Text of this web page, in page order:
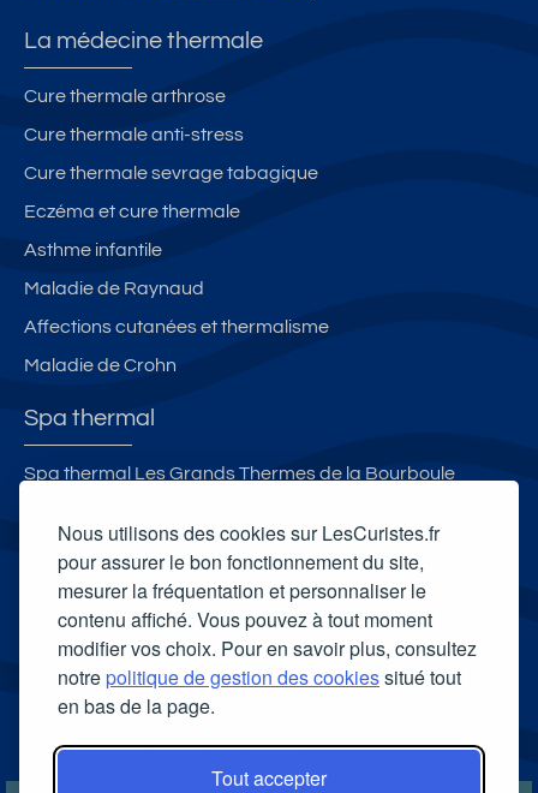
Nous utilisons des cookies sur LesCuristes.fr
pour assurer le bon fonctionnement du site,
mesurer la fréquentation et personnaliser le
contenu affiché. Vous pouvez à tout moment
modifier vos choix. Pour en savoir plus, consultez
notrepolitique de gestion des cookiessitué tout
en bas de la page.
Tout accepter
La médecine thermale
Cure thermale arthrose
Cure thermale anti-stress
Cure thermale sevrage tabagique
Eczéma et cure thermale
Asthme infantile
Maladie de Raynaud
Affections cutanées et thermalisme
Maladie de Crohn
Spa thermal
Spa thermal Les Grands Thermes de la Bourboule
Spa thermal Les Bains d'Evahona
Spa thermal Salinea Spa
Carte cadeau spa Vichy
Carte cadeau spa Bagnoles-de-l'Orne
Carte cadeau spa Saubusse
Carte cadeau spa Châtel-Guyon